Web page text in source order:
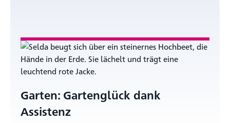
Garten: Gartenglück dank
Assistenz